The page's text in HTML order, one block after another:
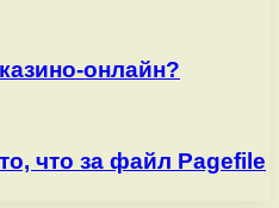
онлайн?
что за файл Pagefile